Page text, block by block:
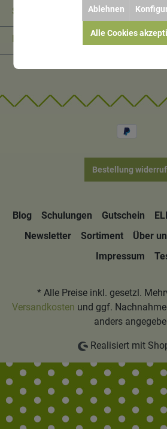
Shop Service
Informationen
Bestellung
Blog Schulungen Gutschein
Newsletter
Sortiment Über
Impressum
* Alle Preise inkl. gesetzl.
Versandkosten und ggf.
anders
Realisiert mit
Ablehnen
Alle Cookies